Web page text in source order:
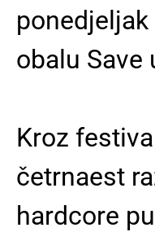
obalu Save
Kroz
četrnaest
hardcore